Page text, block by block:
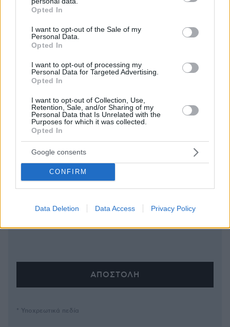
grant or deny consent to Google and its third-party tags to
use your data for below specified purposes in below Google
consent section.
Opted In
I want to opt-out of the Sale of my
Personal Data.
Opted In
I want to opt-out of processing my
Personal Data for Targeted Advertising.
Opted In
I want to opt-out of Collection, Use,
Retention, Sale, and/or Sharing of my
Personal Data that Is Unrelated with the
Purposes for which it was collected.
Opted In
Google consents
CONFIRM
Data Deletion Data Access Privacy Policy
ΌΝΟΜΑ *
EMAIL
ΣΧΌΛΙΟ *
Απομένουν2500χαρακτήρες
* Υποχρεωτικά πεδία